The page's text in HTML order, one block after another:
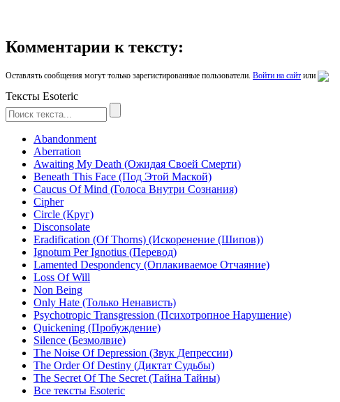
Комментарии к тексту:
Оставлять сообщения могут только зарегистированные пользователи. Войти на сайт или
Тексты Esoteric
Abandonment
Aberration
Awaiting My Death (Ожидая Своей Смерти)
Beneath This Face (Под Этой Маской)
Caucus Of Mind (Голоса Внутри Сознания)
Cipher
Circle (Круг)
Disconsolate
Eradification (Of Thorns) (Искоренение (Шипов))
Ignotum Per Ignotius (Перевод)
Lamented Despondency (Оплакиваемое Отчаяние)
Loss Of Will
Non Being
Only Hate (Только Ненависть)
Psychotropic Transgression (Психотропное Нарушение)
Quickening (Пробуждение)
Silence (Безмолвие)
The Noise Of Depression (Звук Депрессии)
The Order Of Destiny (Диктат Судьбы)
The Secret Of The Secret (Тайна Тайны)
Все тексты Esoteric